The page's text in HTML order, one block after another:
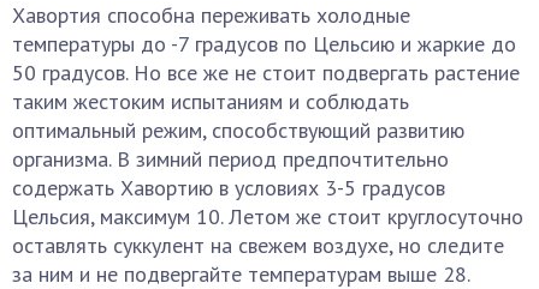
Хавортия способна переживать холодные
температуры до -7 градусов по Цельсию и жаркие до
50 градусов. Но все же не стоит подвергать растение
таким жестоким испытаниям и соблюдать
оптимальный режим, способствующий развитию
организма. В зимний период предпочтительно
содержать Хавортию в условиях 3-5 градусов
Цельсия, максимум 10. Летом же стоит круглосуточно
оставлять суккулент на свежем воздухе, но следите
за ним и не подвергайте температурам выше 28.